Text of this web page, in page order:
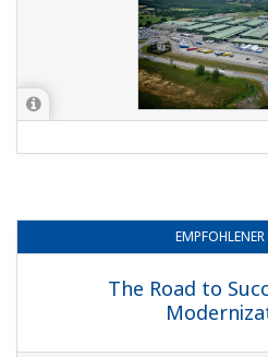
EMPFOHLENER
The Road to